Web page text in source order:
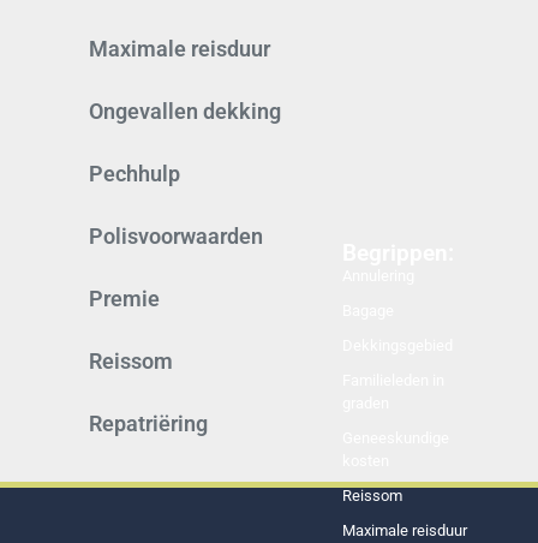
Maximale reisduur
Ongevallen dekking
Pechhulp
Polisvoorwaarden
Premie
Reissom
Repatriëring
Reissom
Maximale reisduur